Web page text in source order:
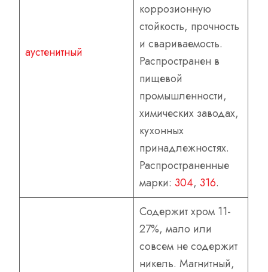
аустенитный
коррозионную
стойкость, прочность
и свариваемость.
Распространен в
пищевой
промышленности,
химических заводах,
кухонных
принадлежностях.
Распространенные
марки:304,316.
Содержит хром 11-
27%, мало или
совсем не содержит
никель. Магнитный,